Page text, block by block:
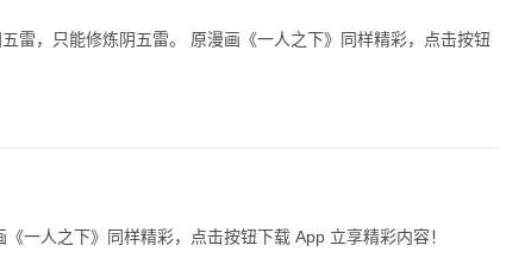
雷，只能修炼阴五雷。 原漫画《一人之下》同样精彩，点击按钮
一人之下》同样精彩，点击按钮下载 App 立享精彩内容！